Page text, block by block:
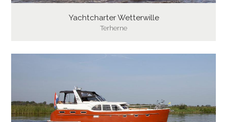
Yachtcharter Wetterwille
Terherne